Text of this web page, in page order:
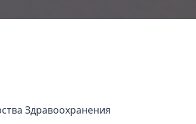
Здравоохранения